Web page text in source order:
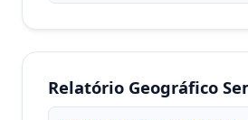
Relatório Geográfico